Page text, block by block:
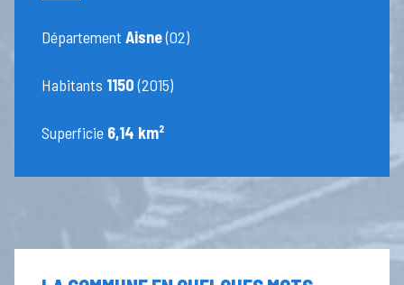
DépartementAisne(02)
Habitants 1150(2015)
Superficie 6,14 km²